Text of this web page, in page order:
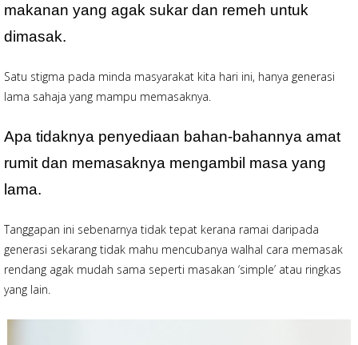
makanan yang agak sukar dan remeh untuk
dimasak.
Satu stigma pada minda masyarakat kita hari ini, hanya generasi
lama sahaja yang mampu memasaknya.
Apa tidaknya penyediaan bahan-bahannya amat
rumit dan memasaknya mengambil masa yang
lama.
Tanggapan ini sebenarnya tidak tepat kerana ramai daripada
generasi sekarang tidak mahu mencubanya walhal cara memasak
rendang agak mudah sama seperti masakan ‘simple’ atau ringkas
yang lain.